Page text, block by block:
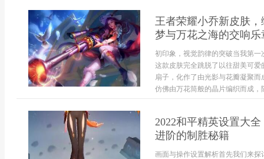
王者荣耀小乔新皮肤
梦与万花之海的交响乐
初印象，视觉韵律的突破当我第
这款皮肤完全跳脱了以往甜美可
扇子，化作了由光影与花瓣凝聚
仿佛由万花筒般的晶片编织而成
2022和平精英设置大
进阶的制胜秘籍
画面与操作设置解析首先我们来